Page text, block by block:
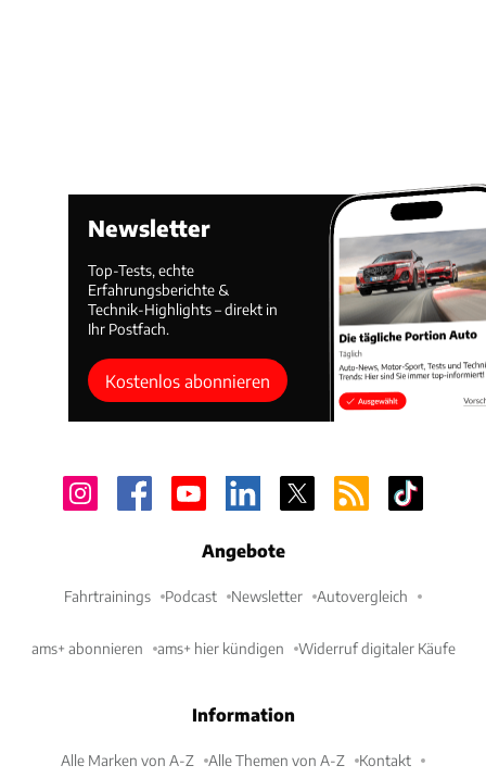
Newsletter
Top-Tests, echte
Erfahrungsberichte &
Technik-Highlights – direkt in
Ihr Postfach.
Kostenlos abonnieren
Angebote
Fahrtrainings Podcast Newsletter Autovergleich
ams+ abonnieren ams+ hier kündigen Widerruf digitaler Käufe
Information
Alle Marken von A-Z Alle Themen von A-Z Kontakt